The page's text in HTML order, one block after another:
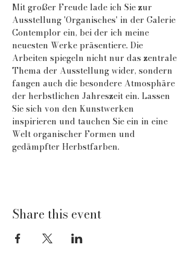
Mit großer Freude lade ich Sie zur
Ausstellung 'Organisches' in der Galerie
Contemplor ein, bei der ich meine
neuesten Werke präsentiere. Die
Arbeiten spiegeln nicht nur das zentrale
Thema der Ausstellung wider, sondern
fangen auch die besondere Atmosphäre
der herbstlichen Jahreszeit ein. Lassen
Sie sich von den Kunstwerken
inspirieren und tauchen Sie ein in eine
Welt organischer Formen und
gedämpfter Herbstfarben.
Share this event